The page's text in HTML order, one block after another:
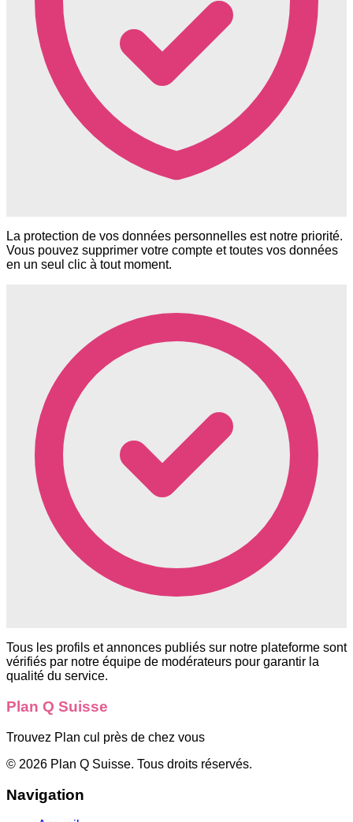
La protection de vos données personnelles est notre priorité.
Vous pouvez supprimer votre compte et toutes vos données
en un seul clic à tout moment.
Tous les profils et annonces publiés sur notre plateforme sont
vérifiés par notre équipe de modérateurs pour garantir la
qualité du service.
Plan Q Suisse
Trouvez Plan cul près de chez vous
© 2026 Plan Q Suisse. Tous droits réservés.
Navigation